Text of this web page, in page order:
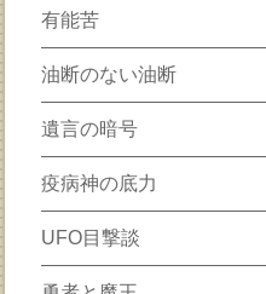
有能苦
油断のない油断
遺言の暗号
疫病神の底力
UFO目撃談